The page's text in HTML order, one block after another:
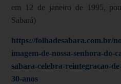
em 12 de janeiro de 1995,
Sabará)
https://folhadesabara.com.br/
imagem-de-nossa-senhora-do-
sabara-celebra-reintegracao-
30-anos